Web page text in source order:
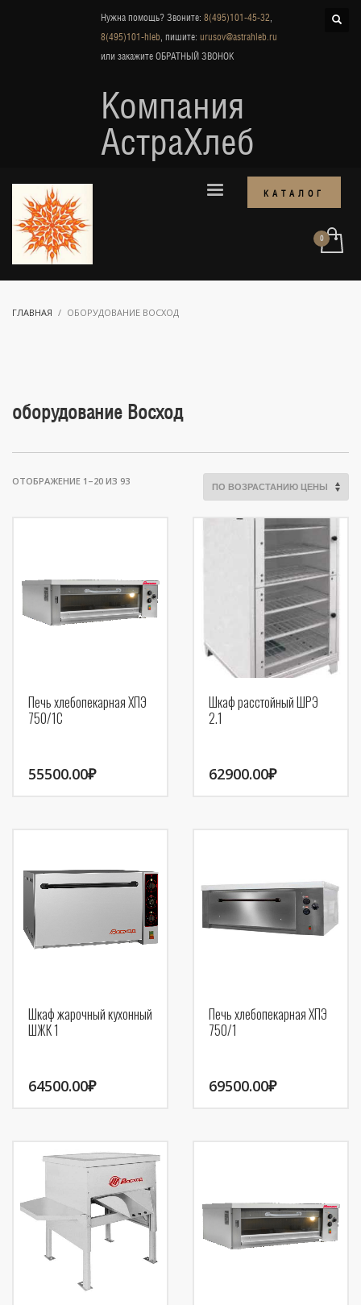
Нужна помощь? Звоните: 8(495)101-45-32,
8(495)101-hleb, пишите: urusov@astrahleb.ru
или закажите ОБРАТНЫЙ ЗВОНОК
Компания
АстраХлеб
КАТАЛОГ
ГЛАВНАЯ ОБОРУДОВАНИЕ ВОСХОД
оборудование Восход
ОТОБРАЖЕНИЕ 1–20 ИЗ 93ЦЕНЫ:
Печь хлебопекарная ХПЭ
750/1С
55500.00₽
Шкаф расстойный ШРЭ
2.1
62900.00₽
Шкаф жарочный кухонный
ШЖК 1
64500.00₽
Печь хлебопекарная ХПЭ
750/1
69500.00₽